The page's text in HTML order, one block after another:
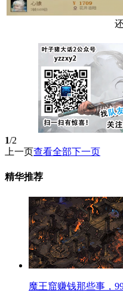
1/2
上一页查看全部下一页
精华推荐
魔王窟赚钱那些事，